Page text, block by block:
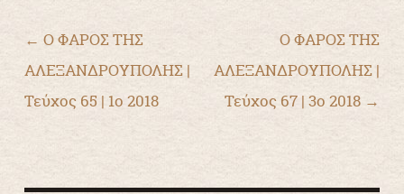
Πλοήγηση άρθρων
← Ο ΦΑΡΟΣ ΤΗΣ
ΑΛΕΞΑΝΔΡΟΥΠΟΛΗΣ |
Τεύχος 65 | 1ο 2018
Ο ΦΑΡΟΣ ΤΗΣ
ΑΛΕΞΑΝΔΡΟΥΠΟΛΗΣ |
Τεύχος 67 | 3ο 2018 →